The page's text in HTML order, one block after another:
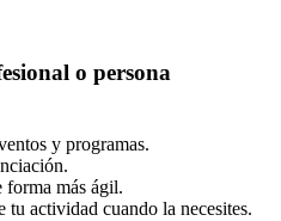
o persona
y programas.
forma más ágil.
actividad cuando la necesites.